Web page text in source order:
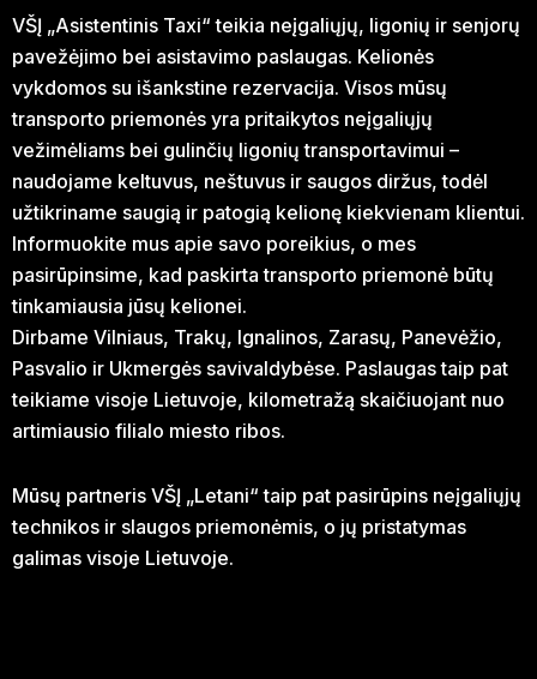
VŠĮ „Asistentinis Taxi“ teikia neįgaliųjų, ligonių ir senjorų
pavežėjimo bei asistavimo paslaugas. Kelionės
vykdomos su išankstine rezervacija. Visos mūsų
transporto priemonės yra pritaikytos neįgaliųjų
vežimėliams bei gulinčių ligonių transportavimui –
naudojame keltuvus, neštuvus ir saugos diržus, todėl
užtikriname saugią ir patogią kelionę kiekvienam klientui.
Informuokite mus apie savo poreikius, o mes
pasirūpinsime, kad paskirta transporto priemonė būtų
tinkamiausia jūsų kelionei.
Dirbame Vilniaus, Trakų, Ignalinos, Zarasų, Panevėžio,
Pasvalio ir Ukmergės savivaldybėse. Paslaugas taip pat
teikiame visoje Lietuvoje, kilometražą skaičiuojant nuo
artimiausio filialo miesto ribos.
Mūsų partneris VŠĮ „Letani“ taip pat pasirūpins neįgaliųjų
technikos ir slaugos priemonėmis, o jų pristatymas
galimas visoje Lietuvoje.